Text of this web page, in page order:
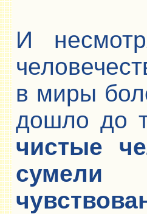
И
в миры
дошло до
чистые
сумели